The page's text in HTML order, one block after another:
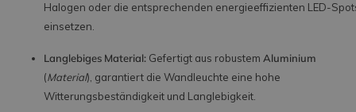
Halogen oder die entsprechenden energieeffizienten LED-
einsetzen.
Langlebiges Material: Gefertigt aus robustem Aluminium
(Material), garantiert die Wandleuchte eine hohe
Witterungsbeständigkeit und Langlebigkeit.